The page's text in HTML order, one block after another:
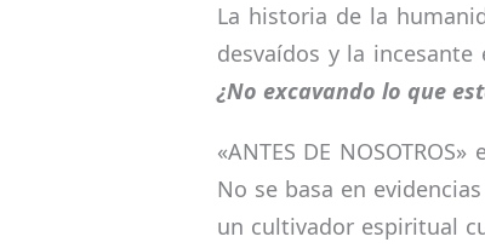
La historia de la
desvaídos y la
¿No excavando lo que
«ANTES DE
No se basa en
un cultivador espiritual